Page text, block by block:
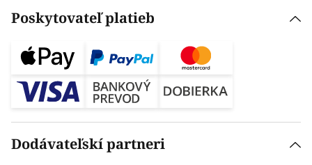
Poskytovateľ platieb
Dodávateľskí partneri